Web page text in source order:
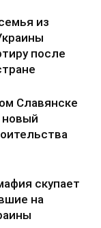
из
после
Славянске
скупает
на